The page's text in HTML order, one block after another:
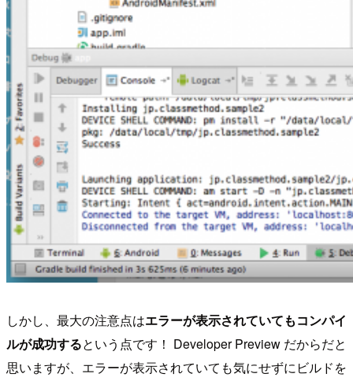
しかし、最大の注意点はエラーが表示されていてもコンパイ
ルが成功するという点です！ Developer Preview だからだと
思いますが、エラーが表示されていても気にせずにビルドを